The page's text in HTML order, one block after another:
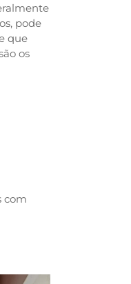
pode
que
os
com